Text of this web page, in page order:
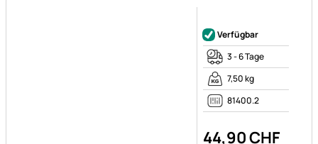
2x Tränkebecken aus Gusseisen mit
Edelstahl-Druckzunge, für Pferde und Rinder,
81400.2
44,90CHF
Steuerhinweis:
inkl. MwSt. und Zölle
zzgl. Versandkosten
1 Stück =22,45